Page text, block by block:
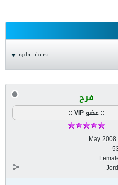
تصفية - فلترة
فرح
:: عضو VIP ::
May 2008